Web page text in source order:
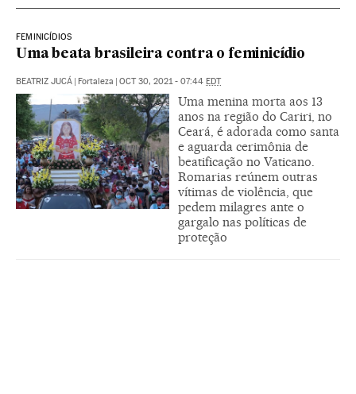
FEMINICÍDIOS
Uma beata brasileira contra o feminicídio
BEATRIZ JUCÁ Fortaleza OCT 30, 2021 - 07:44 EDT
Uma menina morta aos 13
anos na região do Cariri, no
Ceará, é adorada como santa
e aguarda cerimônia de
beatificação no Vaticano.
Romarias reúnem outras
vítimas de violência, que
pedem milagres ante o
gargalo nas políticas de
proteção